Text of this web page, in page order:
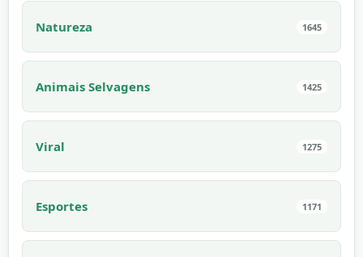
Natureza 1645
Animais Selvagens 1425
Viral 1275
Esportes 1171